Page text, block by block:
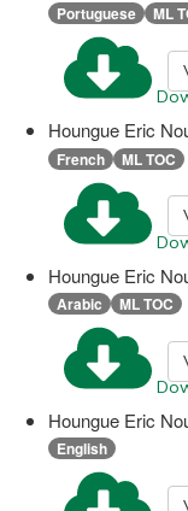
Portuguese ML
Houngue Eric
French ML TOC
Houngue Eric
Arabic ML TOC
Houngue Eric
English